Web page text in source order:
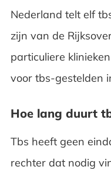
Nederland telt elf
zijn van de
particuliere
voor tbs-gestelden
Hoe lang duurt
Tbs heeft geen
rechter dat nodig